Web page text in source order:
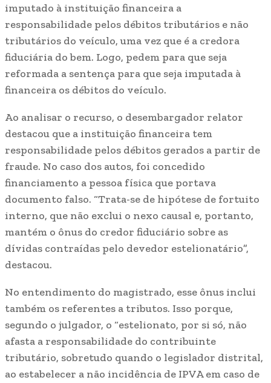
imputado à instituição financeira a
responsabilidade pelos débitos tributários e não
tributários do veículo, uma vez que é a credora
fiduciária do bem. Logo, pedem para que seja
reformada a sentença para que seja imputada à
financeira os débitos do veículo.
Ao analisar o recurso, o desembargador relator
destacou que a instituição financeira tem
responsabilidade pelos débitos gerados a partir de
fraude. No caso dos autos, foi concedido
financiamento a pessoa física que portava
documento falso. “Trata-se de hipótese de fortuito
interno, que não exclui o nexo causal e, portanto,
mantém o ônus do credor fiduciário sobre as
dívidas contraídas pelo devedor estelionatário”,
destacou.
No entendimento do magistrado, esse ônus inclui
também os referentes a tributos. Isso porque,
segundo o julgador, o “estelionato, por si só, não
afasta a responsabilidade do contribuinte
tributário, sobretudo quando o legislador distrital,
ao estabelecer a não incidência de IPVA em caso de